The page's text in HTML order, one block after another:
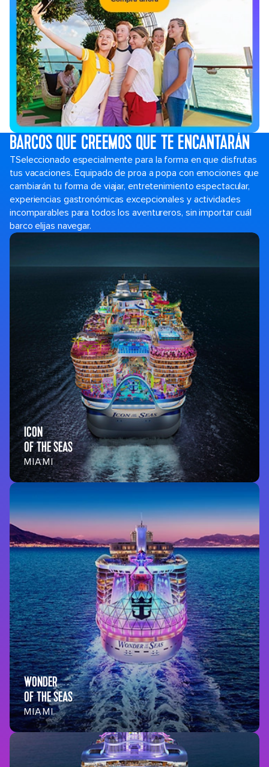
BARCOS QUE CREEMOS QUE TE ENCANTARÁN
TSeleccionado especialmente para la forma en que disfrutas
tus vacaciones. Equipado de proa a popa con emociones que
cambiarán tu forma de viajar, entretenimiento espectacular,
experiencias gastronómicas excepcionales y actividades
incomparables para todos los aventureros, sin importar cuál
barco elijas navegar.
ICON
OF THE SEAS
MIAMI
WONDER
OF THE SEAS
MIAMI